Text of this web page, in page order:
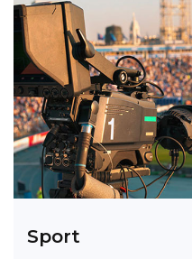
Sport